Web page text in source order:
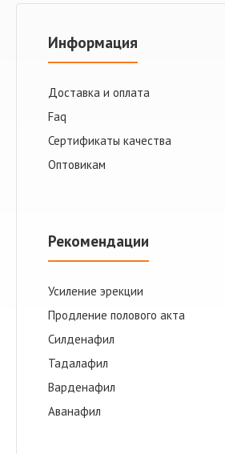
Информация
Доставка и оплата
Faq
Сертификаты качества
Оптовикам
Рекомендации
Усиление эрекции
Продление полового акта
Cилденафил
Тадалафил
Варденафил
Аванафил